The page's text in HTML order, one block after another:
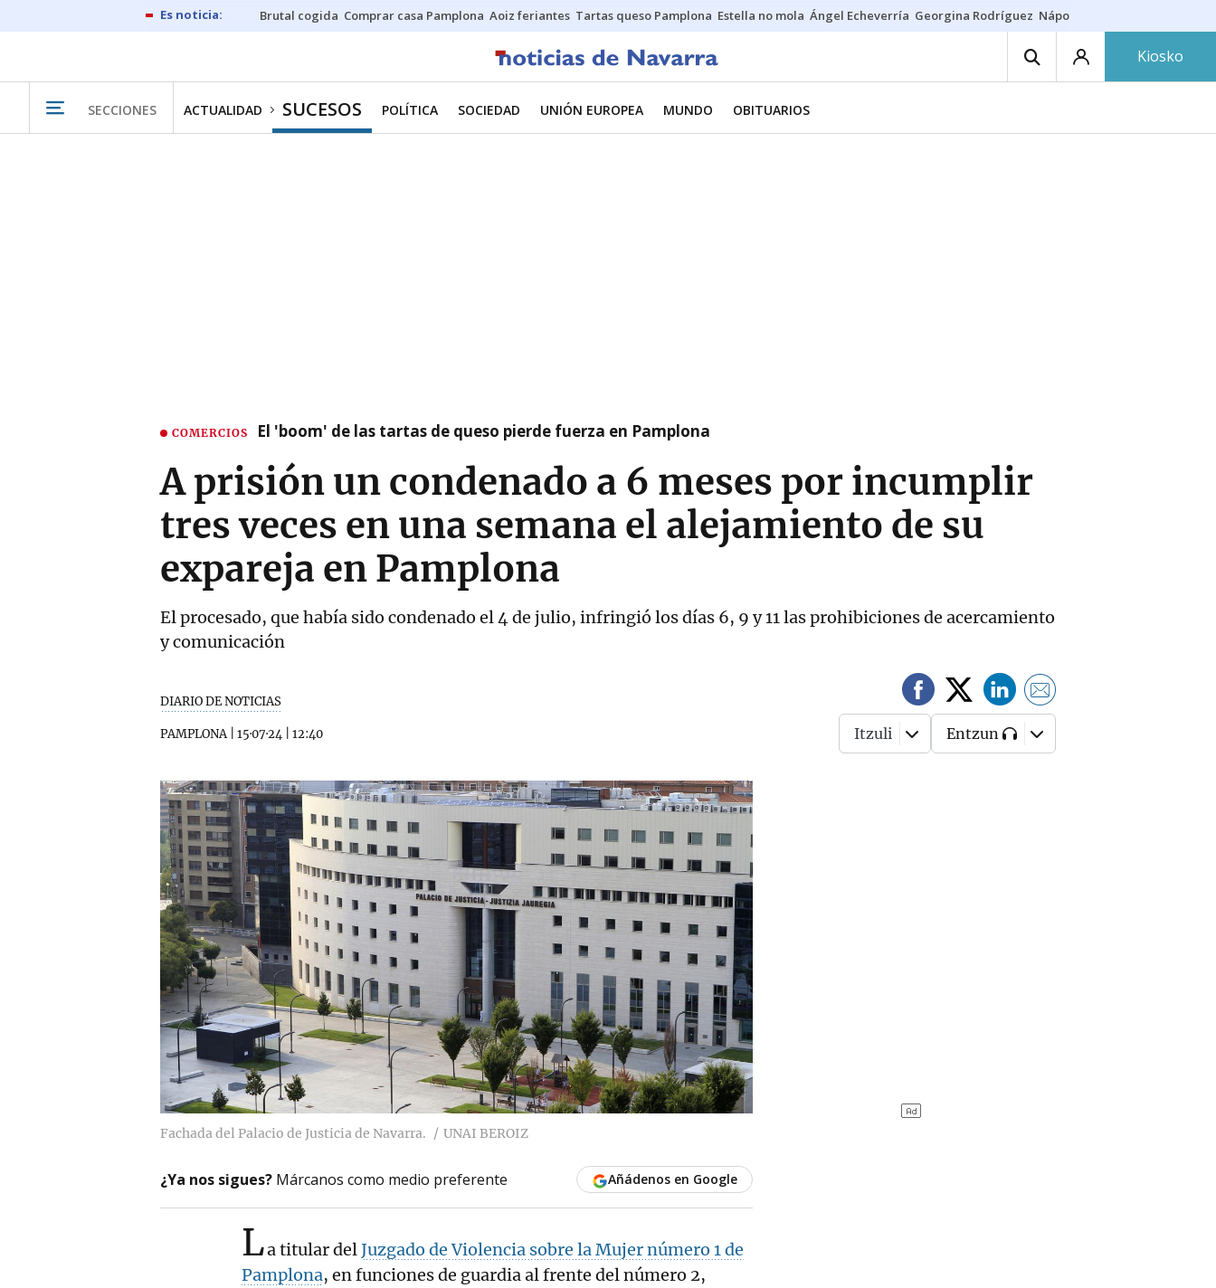
Brutal cogida Comprar casa Pamplona Aoiz feriantes Tartas queso Pamplona Estella no mola Ángel Echeverría Georgina Rodríguez Nápoles - Osasuna
Kiosko
SECCIONES ACTUALIDAD SUCESOS POLÍTICA SOCIEDAD UNIÓN EUROPEA MUNDO OBITUARIOS
COMERCIOS El 'boom' de las tartas de queso pierde fuerza en Pamplona
A prisión un condenado a 6 meses por incumplir
tres veces en una semana el alejamiento de su
expareja en Pamplona
El procesado, que había sido condenado el 4 de julio, infringió los días 6, 9 y 11 las prohibiciones de acercamiento
y comunicación
DIARIO DE NOTICIAS
PAMPLONA| 15·07·24 12:40 Itzuli Entzun
Fachada del Palacio de Justicia de Navarra. UNAI BEROIZ
¿Ya nos sigues? Márcanos como medio preferente Añádenos en Google
La titular delJuzgado de Violencia sobre la Mujer número 1 de
Pamplona, en funciones de guardia al frente del número 2,